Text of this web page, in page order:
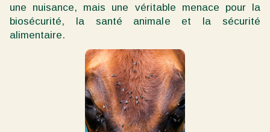
une nuisance, mais une véritable menace pour la
biosécurité, la santé animale et la sécurité
alimentaire.